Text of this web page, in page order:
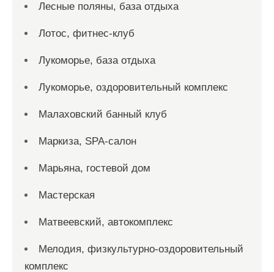
Лесные поляны, база отдыха
Лотос, фитнес-клуб
Лукоморье, база отдыха
Лукоморье, оздоровительный комплекс
Малаховский банный клуб
Маркиза, SPA-салон
Марьяна, гостевой дом
Мастерская
Матвеевский, автокомплекс
Мелодия, физкультурно-оздоровительный
комплекс